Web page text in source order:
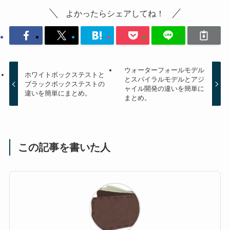
よかったらシェアしてね！
ホワイトボックステストと
ブラックボックステストの
違いを簡単にまとめ。
ウォーターフォールモデル
とスパイラルモデルとアジ
ャイル開発の違いを簡単に
まとめ。
この記事を書いた人